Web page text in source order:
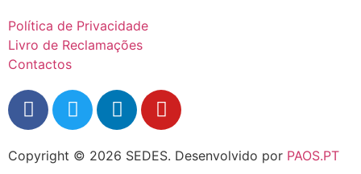
Política de Privacidade
Livro de Reclamações
Contactos
Copyright © 2026 SEDES. Desenvolvido por PAOS.PT